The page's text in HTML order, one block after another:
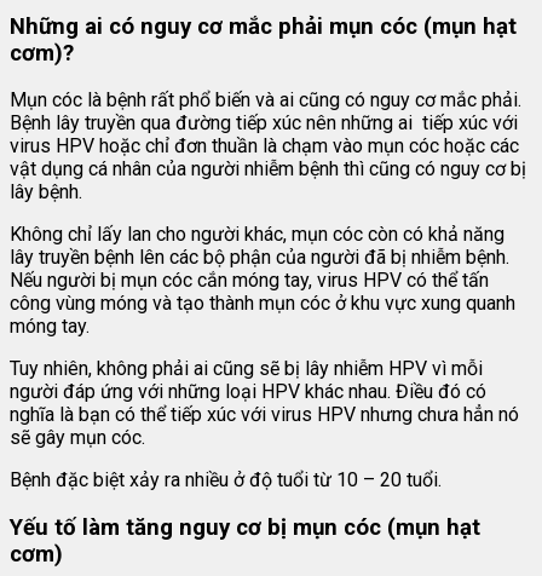
Những ai có nguy cơ mắc phải mụn cóc (mụn hạt
cơm)?
Mụn cóc là bệnh rất phổ biến và ai cũng có nguy cơ mắc phải.
Bệnh lây truyền qua đường tiếp xúc nên những ai tiếp xúc với
virus HPV hoặc chỉ đơn thuần là chạm vào mụn cóc hoặc các
vật dụng cá nhân của người nhiễm bệnh thì cũng có nguy cơ bị
lây bệnh.
Không chỉ lấy lan cho người khác, mụn cóc còn có khả năng
lây truyền bệnh lên các bộ phận của người đã bị nhiễm bệnh.
Nếu người bị mụn cóc cắn móng tay, virus HPV có thể tấn
công vùng móng và tạo thành mụn cóc ở khu vực xung quanh
móng tay.
Tuy nhiên, không phải ai cũng sẽ bị lây nhiễm HPV vì mỗi
người đáp ứng với những loại HPV khác nhau. Điều đó có
nghĩa là bạn có thể tiếp xúc với virus HPV nhưng chưa hẳn nó
sẽ gây mụn cóc.
Bệnh đặc biệt xảy ra nhiều ở độ tuổi từ 10 – 20 tuổi.
Yếu tố làm tăng nguy cơ bị mụn cóc (mụn hạt
cơm)